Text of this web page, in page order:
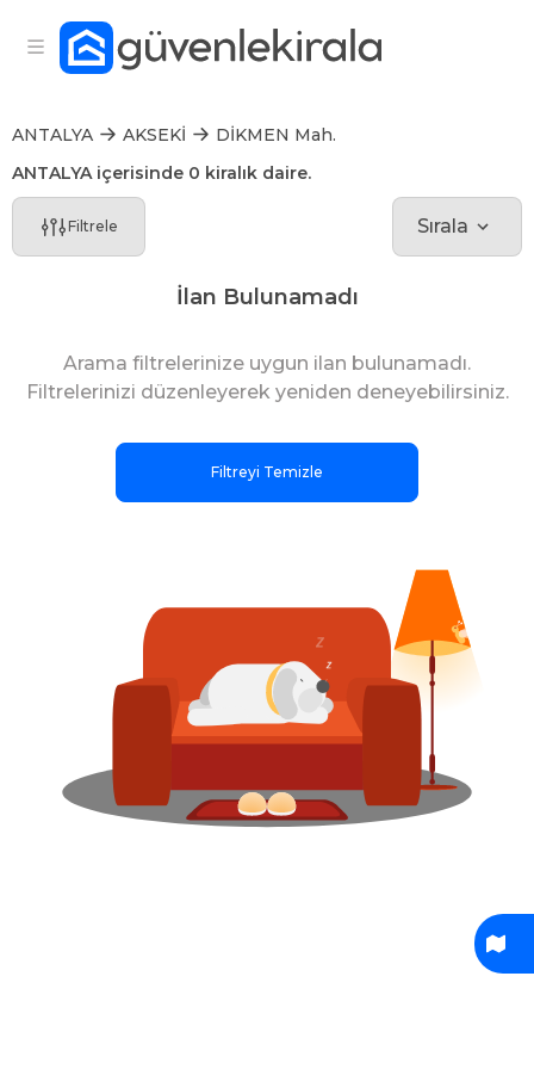
ANTALYA AKSEKİ
DİKMEN Mah.
ANTALYA içerisinde 0 kiralık daire.
Filtrele Sırala
İlan Bulunamadı
Arama filtrelerinize uygun ilan bulunamadı.
Filtrelerinizi düzenleyerek yeniden deneyebilirsiniz.
Filtreyi Temizle